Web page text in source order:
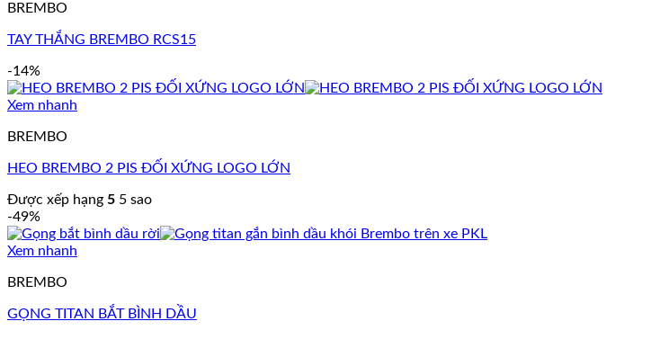
BREMBO
TAY THẮNG BREMBO RCS15
-14%
Xem nhanh
BREMBO
HEO BREMBO 2 PIS ĐỐI XỨNG LOGO LỚN
Được xếp hạng 5 5 sao
-49%
Xem nhanh
BREMBO
GỌNG TITAN BẮT BÌNH DẦU